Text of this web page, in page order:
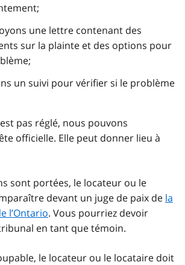
une lettre contenant des
sur la plainte et des options pour
un suivi pour vérifier si le problème
pas réglé, nous pouvons
officielle. Elle peut donner lieu à
sont portées, le locateur ou le
devant un juge de paix de la
l’Ontario. Vous pourriez devoir
en tant que témoin.
le locateur ou le locataire doit